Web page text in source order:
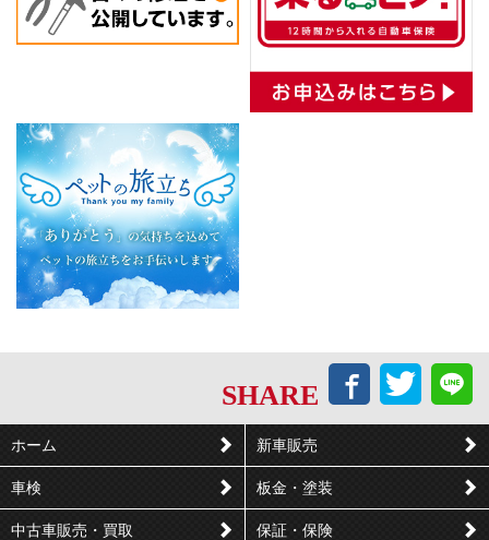
SHARE
Facebook
で
ェ
ア
で
ぶ
や
ホーム 新車販売
車検 板金・塗装
中古車販売・買取 保証・保険